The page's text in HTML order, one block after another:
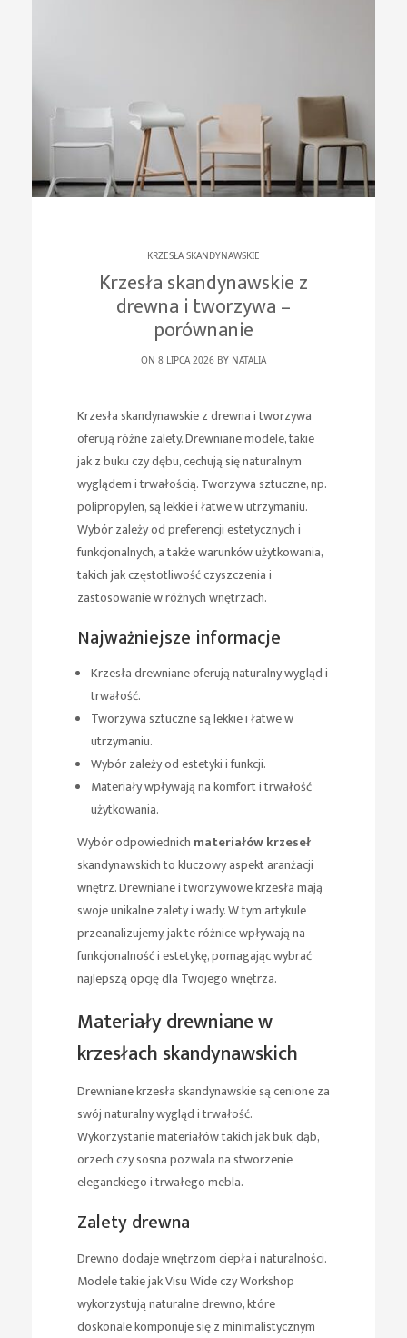
KRZESŁA SKANDYNAWSKIE
Krzesła skandynawskie z
drewna i tworzywa –
porównanie
ON 8 LIPCA 2026 BY NATALIA
Krzesła skandynawskie z drewna i tworzywa
oferują różne zalety. Drewniane modele, takie
jak z buku czy dębu, cechują się naturalnym
wyglądem i trwałością. Tworzywa sztuczne, np.
polipropylen, są lekkie i łatwe w utrzymaniu.
Wybór zależy od preferencji estetycznych i
funkcjonalnych, a także warunków użytkowania,
takich jak częstotliwość czyszczenia i
zastosowanie w różnych wnętrzach.
Najważniejsze informacje
Krzesła drewniane oferują naturalny wygląd i
trwałość.
Tworzywa sztuczne są lekkie i łatwe w
utrzymaniu.
Wybór zależy od estetyki i funkcji.
Materiały wpływają na komfort i trwałość
użytkowania.
Wybór odpowiednich materiałów krzeseł
skandynawskich to kluczowy aspekt aranżacji
wnętrz. Drewniane i tworzywowe krzesła mają
swoje unikalne zalety i wady. W tym artykule
przeanalizujemy, jak te różnice wpływają na
funkcjonalność i estetykę, pomagając wybrać
najlepszą opcję dla Twojego wnętrza.
Materiały drewniane w
krzesłach skandynawskich
Drewniane krzesła skandynawskie są cenione za
swój naturalny wygląd i trwałość.
Wykorzystanie materiałów takich jak buk, dąb,
orzech czy sosna pozwala na stworzenie
eleganckiego i trwałego mebla.
Zalety drewna
Drewno dodaje wnętrzom ciepła i naturalności.
Modele takie jak Visu Wide czy Workshop
wykorzystują naturalne drewno, które
doskonale komponuje się z minimalistycznym